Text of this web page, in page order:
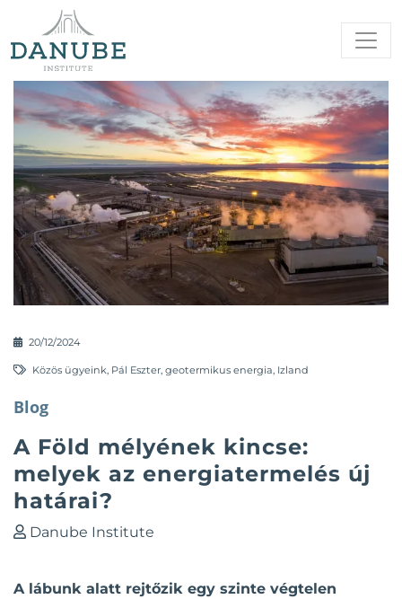
20/12/2024
Közös ügyeink, Pál Eszter, geotermikus energia, Izland
Blog
A Föld mélyének kincse:
melyek az energiatermelés új
határai?
Danube Institute
A lábunk alatt rejtőzik egy szinte végtelen